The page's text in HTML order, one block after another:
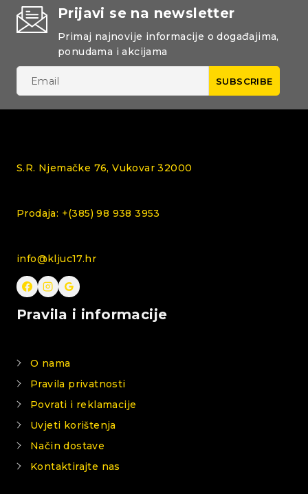
Prijavi se na newsletter
Primaj najnovije informacije o događajima,
ponudama i akcijama
S.R. Njemačke 76, Vukovar 32000
Prodaja: +(385) 98 938 3953
info@kljuc17.hr
Pravila i informacije
O nama
Pravila privatnosti
Povrati i reklamacije
Uvjeti korištenja
Način dostave
Kontaktirajte nas